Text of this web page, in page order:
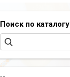
Поиск по каталогу